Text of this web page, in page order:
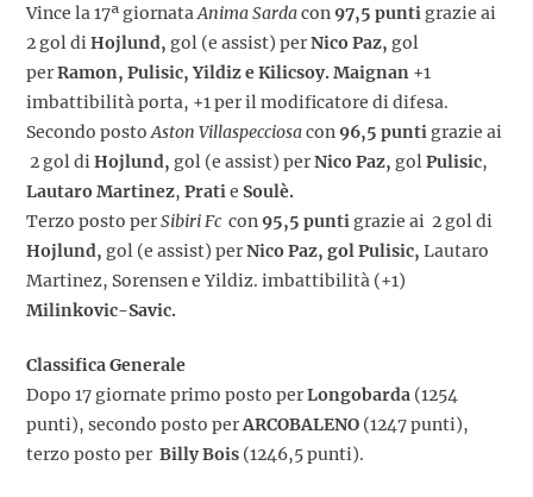
Vince la 17ª giornataAnima Sardacon97,5 punti grazie ai
2 gol diHojlund, gol (e assist) perNico Paz, gol
perRamon, Pulisic, Yildiz e Kilicsoy. Maignan +1
imbattibilità porta, +1 per il modificatore di difesa.
Secondo postoAston Villaspecciosacon96,5 punti grazie ai
2 gol diHojlund, gol (e assist) perNico Paz, golPulisic,
Lautaro Martinez, Pratie Soulè.
Terzo posto perSibiri Fc con95,5 punti grazie ai 2 gol di
Hojlund, gol (e assist) perNico Paz, gol Pulisic, Lautaro
Martinez, Sorensen e Yildiz. imbattibilità (+1)
Milinkovic-Savic.
Classifica Generale
Dopo 17 giornate primo posto perLongobarda (1254
punti), secondo posto perARCOBALENO (1247 punti),
terzo posto per Billy Bois (1246,5 punti).